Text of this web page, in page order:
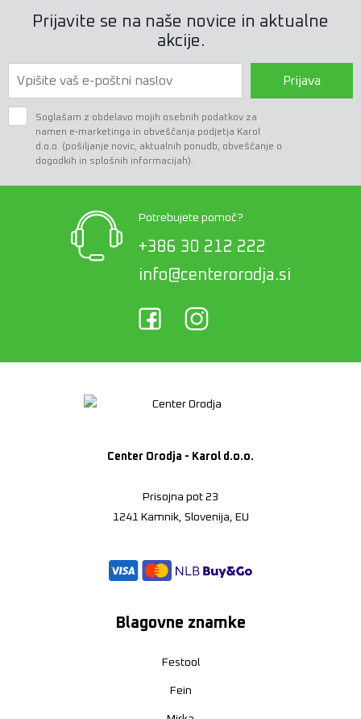
Prijavite se na naše novice in aktualne
akcije.
Prijava
Soglašam z obdelavo mojih osebnih podatkov za
namen e-marketinga in obveščanja podjetja Karol
d.o.o. (pošiljanje novic, aktualnih ponudb, obveščanje o
dogodkih in splošnih informacijah).
Potrebujete pomoč?
+386 30 212 222
info@centerorodja.si
Center Orodja - Karol d.o.o.
Prisojna pot 23
1241 Kamnik, Slovenija, EU
Blagovne znamke
Festool
Fein